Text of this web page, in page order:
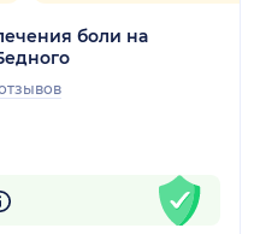
боли на